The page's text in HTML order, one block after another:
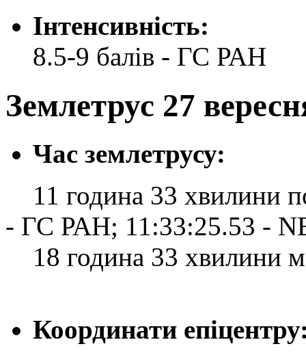
Інтенсивність:
8.5-9 балів - ГС РАН
Землетрус 27
Час землетрусу:
11 година 33 хвилини
- ГС РАН; 11:33:25.53 -
18 година 33 хвилини
Координати